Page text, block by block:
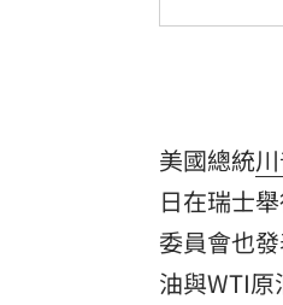
美國總統
日在瑞士
委員會也
油與WTI